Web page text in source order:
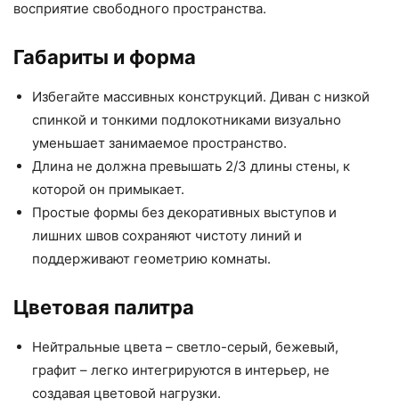
восприятие свободного пространства.
Габариты и форма
Избегайте массивных конструкций. Диван с низкой
спинкой и тонкими подлокотниками визуально
уменьшает занимаемое пространство.
Длина не должна превышать 2/3 длины стены, к
которой он примыкает.
Простые формы без декоративных выступов и
лишних швов сохраняют чистоту линий и
поддерживают геометрию комнаты.
Цветовая палитра
Нейтральные цвета – светло-серый, бежевый,
графит – легко интегрируются в интерьер, не
создавая цветовой нагрузки.